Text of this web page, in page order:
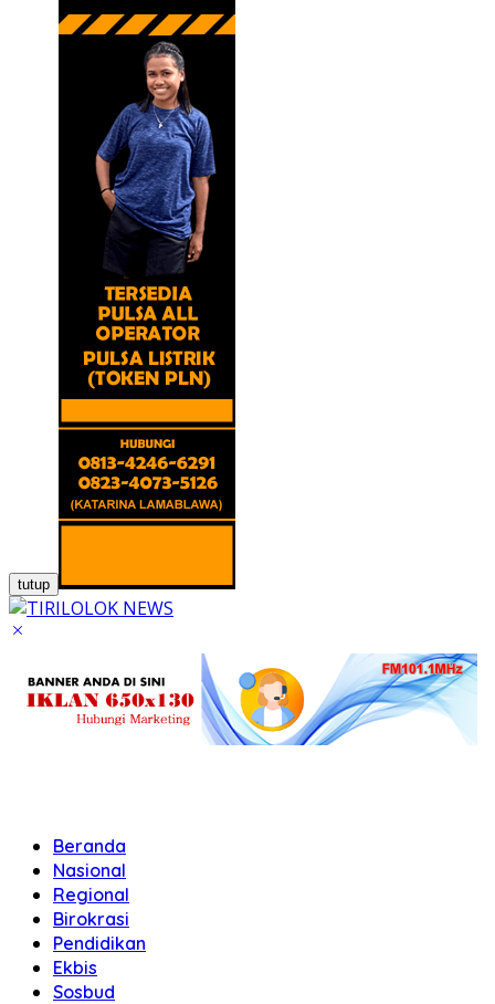
tutup
Beranda
Nasional
Regional
Birokrasi
Pendidikan
Ekbis
Sosbud